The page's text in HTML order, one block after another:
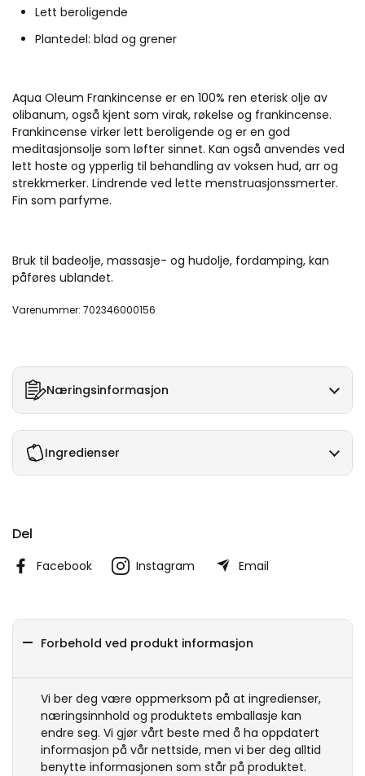
Lett beroligende
Plantedel: blad og grener
Aqua Oleum Frankincense er en 100% ren eterisk olje av
olibanum, også kjent som virak, røkelse og frankincense.
Frankincense virker lett beroligende og er en god
meditasjonsolje som løfter sinnet. Kan også anvendes ved
lett hoste og ypperlig til behandling av voksen hud, arr og
strekkmerker. Lindrende ved lette menstruasjonssmerter.
Fin som parfyme.
Bruk til badeolje, massasje- og hudolje, fordamping, kan
påføres ublandet.
Varenummer: 702346000156
Næringsinformasjon
Ingredienser
Del
Facebook Instagram Email
Forbehold ved produkt informasjon
Vi ber deg være oppmerksom på at ingredienser,
næringsinnhold og produktets emballasje kan
endre seg. Vi gjør vårt beste med å ha oppdatert
informasjon på vår nettside, men vi ber deg alltid
benytte informasjonen som står på produktet.